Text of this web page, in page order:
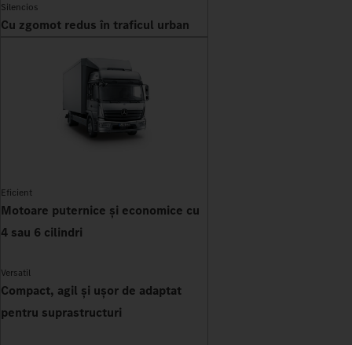
Silencios
Cu zgomot redus în traficul urban
Eficient
Motoare puternice și economice cu
4 sau 6 cilindri
Versatil
Compact, agil și ușor de adaptat
pentru suprastructuri